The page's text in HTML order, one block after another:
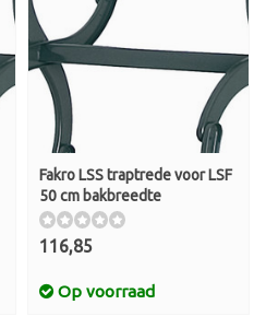
Fakro LSS traptrede voor LSF
50 cm bakbreedte
116,85
Op voorraad